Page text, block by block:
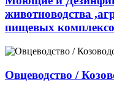
животноводства
пищевых
Овцеводство /